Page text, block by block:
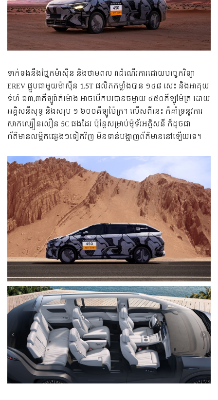
ទាក់ទងនឹងផ្នែកម៉ាសុីន និងថាមពល វាដំណើរការដោយបច្ចេកវិទ្យា
EREV ផ្គួបជាមួយម៉ាសុីន 1.5T ផលិតកម្លាំងបាន ១៤៨ សេះ និងអាគុយ
ទំហំ ៦៣,៣គីឡូវ៉ាត់ម៉ោង អាចបើកបរបានចម្ងាយ ៤៥០គីឡូម៉ែត្រ ដោយ
អគ្គិសនីសុទ្ធ និងសរុប ១ ៦០០គីឡូម៉ែត្រ។ លើសពីនេះ ក៏គាំទ្រនូវការ
សាកល្បឿនលឿន 5C ផងដែរ ប៉ុន្តែសម្រាប់ម៉ូទ័រអគ្គិសនី ក៏ដូចជា
ព័ត៌មានលម្អិតផ្សេងៗទៀតវិញ មិនទាន់បង្ហាញព័ត៌មាននៅឡើយទេ។